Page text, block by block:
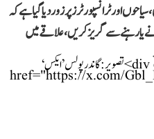
اور ٹرانسپورٹرز پر زور دیا گیا ہے کہ
یا رہنے سے گریز کریں، علاقے میں